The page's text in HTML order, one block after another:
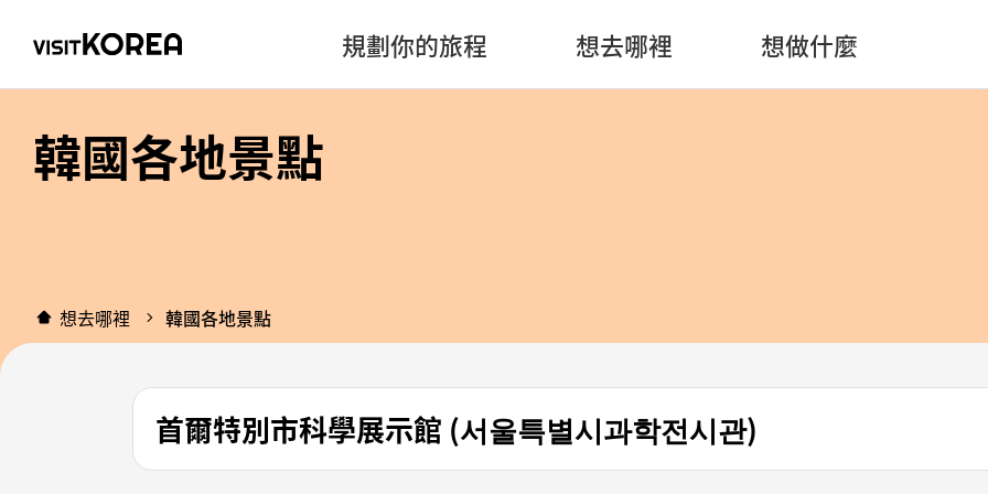
規劃你的旅程 想去哪裡 想做什麼
韓國各地景點
想去哪裡 韓國各地景點
首爾特別市科學展示館 (서울특별시과학전시관)